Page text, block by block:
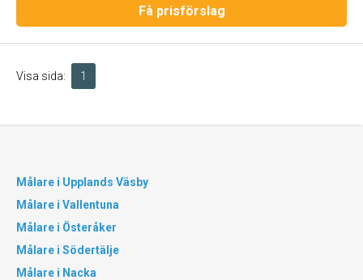
Få prisförslag
Visa sida: 1
Målare i Upplands Väsby
Målare i Vallentuna
Målare i Österåker
Målare i Södertälje
Målare i Nacka